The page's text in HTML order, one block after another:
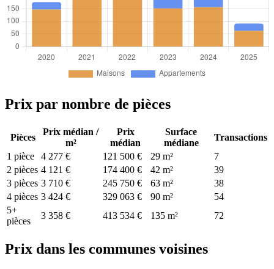
Prix par nombre de pièces
Pièces
Prix médian /
m²
Prix
médian
Surface
médiane
Transactions
1 pièce
4 277 € 121 500 € 29 m²
7
2 pièces 4 121 € 174 400 € 42 m²
39
3 pièces 3 710 € 245 750 € 63 m²
38
4 pièces 3 424 € 329 063 € 90 m²
54
5+
pièces
3 358 € 413 534 € 135 m² 72
Prix dans les communes voisines